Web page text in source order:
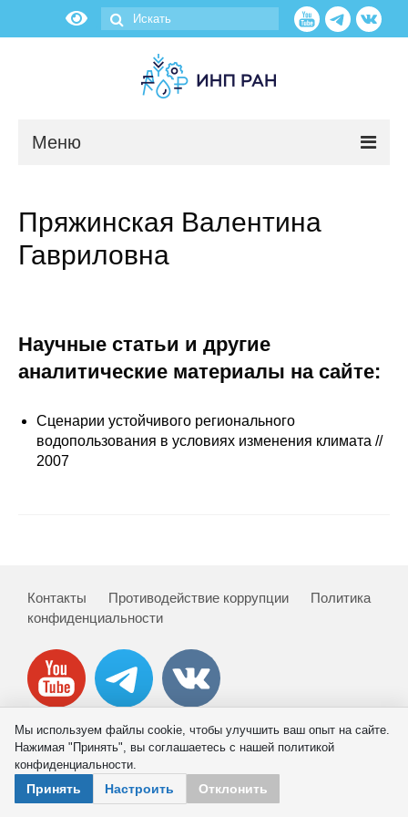
Меню
О нас
Администрация
Сотрудники
Публикации
Издания
О журнале
Номера журналов
Пряжинская Валентина
Гавриловна
Научные статьи и другие
аналитические материалы на сайте:
Сценарии устойчивого регионального
водопользования в условиях изменения климата //
2007
Контакты Противодействие коррупции
Политика
конфиденциальности
© 2026 ИНП РАН
Мы используем файлы cookie, чтобы улучшить ваш опыт на сайте.
Нажимая "Принять", вы соглашаетесь с нашей политикой
конфиденциальности.
Принять Настроить Отклонить